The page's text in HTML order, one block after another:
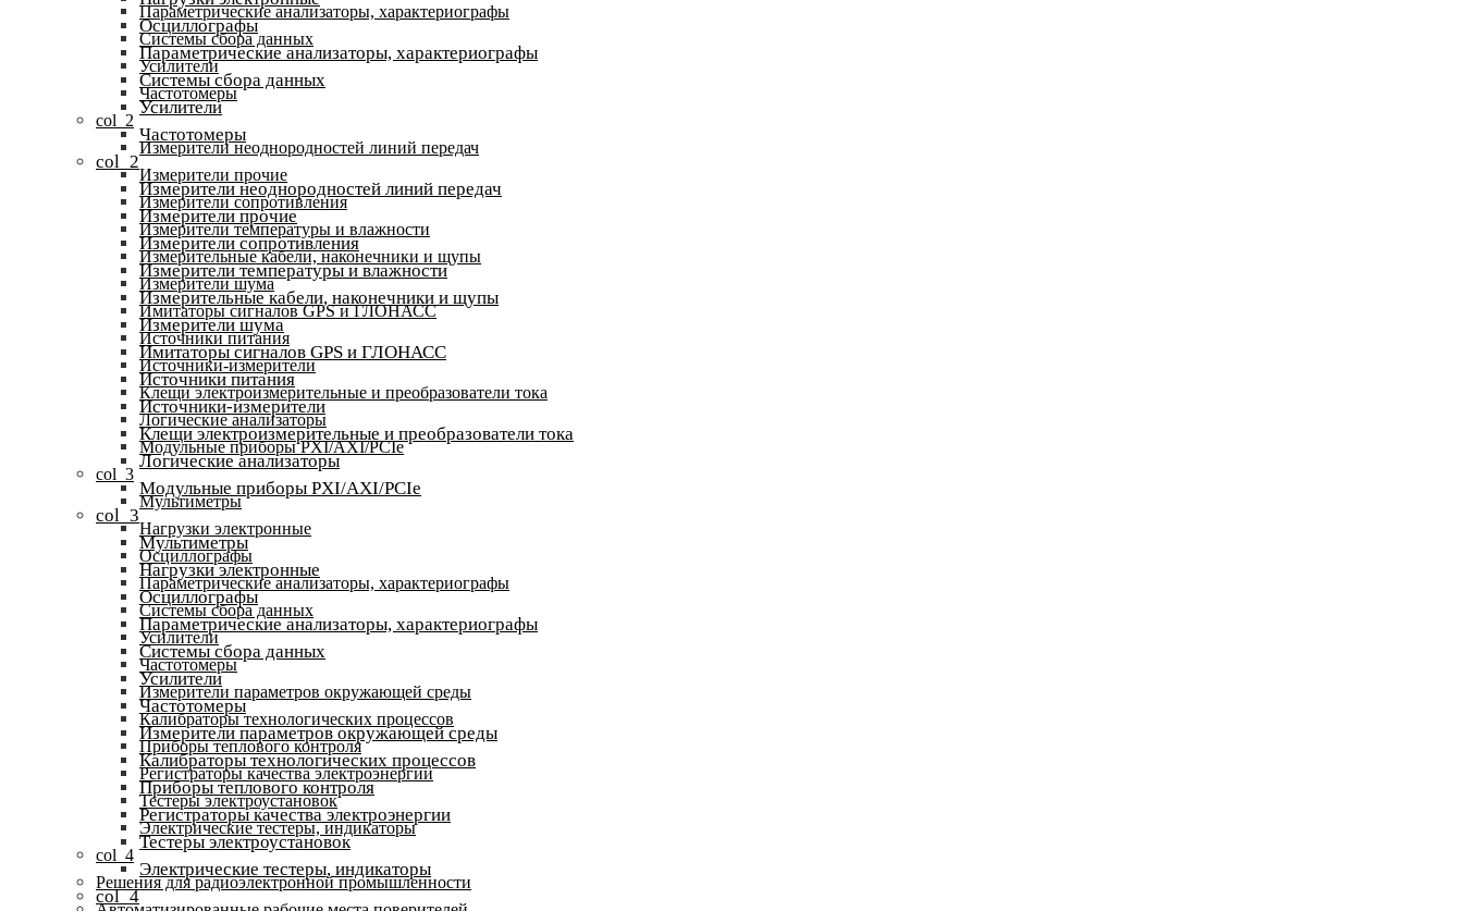
Параметрические анализаторы, характериографы
Системы сбора данных
Усилители
Частотомеры
col_2
Измерители неоднородностей линий передач
Измерители прочие
Измерители сопротивления
Измерители температуры и влажности
Измерительные кабели, наконечники и щупы
Измерители шума
Имитаторы сигналов GPS и ГЛОНАСС
Источники питания
Источники-измерители
Клещи электроизмерительные и преобразователи тока
Логические анализаторы
Модульные приборы PXI/AXI/PCIe
col_3
Мультиметры
Нагрузки электронные
Осциллографы
Параметрические анализаторы, характериографы
Системы сбора данных
Усилители
Частотомеры
Измерители параметров окружающей среды
Калибраторы технологических процессов
Приборы теплового контроля
Регистраторы качества электроэнергии
Тестеры электроустановок
Электрические тестеры, индикаторы
col_4
Решения для радиоэлектронной промышленности
Осциллографы
Параметрические анализаторы, характериографы
Системы сбора данных
Усилители
Частотомеры
col_2
Измерители неоднородностей линий передач
Измерители прочие
Измерители сопротивления
Измерители температуры и влажности
Измерительные кабели, наконечники и щупы
Измерители шума
Имитаторы сигналов GPS и ГЛОНАСС
Источники питания
Источники-измерители
Клещи электроизмерительные и преобразователи тока
Логические анализаторы
Модульные приборы PXI/AXI/PCIe
col_3
Мультиметры
Нагрузки электронные
Осциллографы
Параметрические анализаторы, характериографы
Системы сбора данных
Усилители
Частотомеры
Измерители параметров окружающей среды
Калибраторы технологических процессов
Приборы теплового контроля
Регистраторы качества электроэнергии
Тестеры электроустановок
Электрические тестеры, индикаторы
col_4